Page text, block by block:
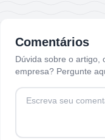
Comentários
Dúvida sobre o artigo,
empresa? Pergunte